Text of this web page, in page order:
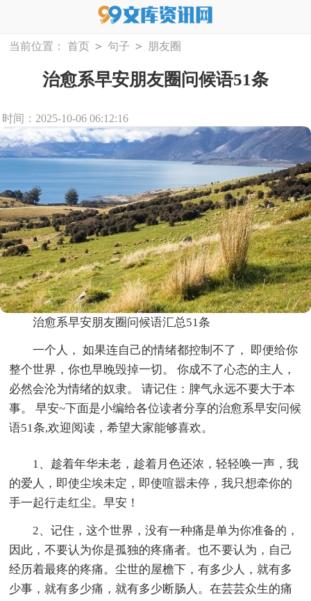
当前位置： 首页 > 句子 > 朋友圈
治愈系早安朋友圈问候语51条
时间：2025-10-06 06:12:16
治愈系早安朋友圈问候语汇总51条
一个人， 如果连自己的情绪都控制不了， 即便给你
整个世界，你也早晚毁掉一切。 你成不了心态的主人，
必然会沦为情绪的奴隶。 请记住：脾气永远不要大于本
事。 早安~下面是小编给各位读者分享的治愈系早安问候
语51条,欢迎阅读，希望大家能够喜欢。
1、趁着年华未老，趁着月色还浓，轻轻唤一声，我
的爱人，即使尘埃未定，即使喧嚣未停，我只想牵你的
手一起行走红尘。早安！
2、记住，这个世界，没有一种痛是单为你准备的，
因此，不要认为你是孤独的疼痛者。也不要认为，自己
经历着最疼的疼痛。尘世的屋檐下，有多少人，就有多
少事，就有多少痛，就有多少断肠人。在芸芸众生的痛